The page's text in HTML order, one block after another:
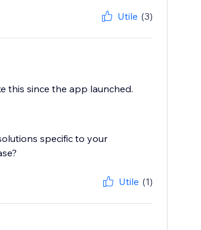
Utile (3)
this since the app launched.
specific to your
Utile (1)